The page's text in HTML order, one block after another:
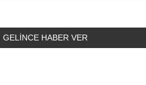
GELİNCE HABER VER